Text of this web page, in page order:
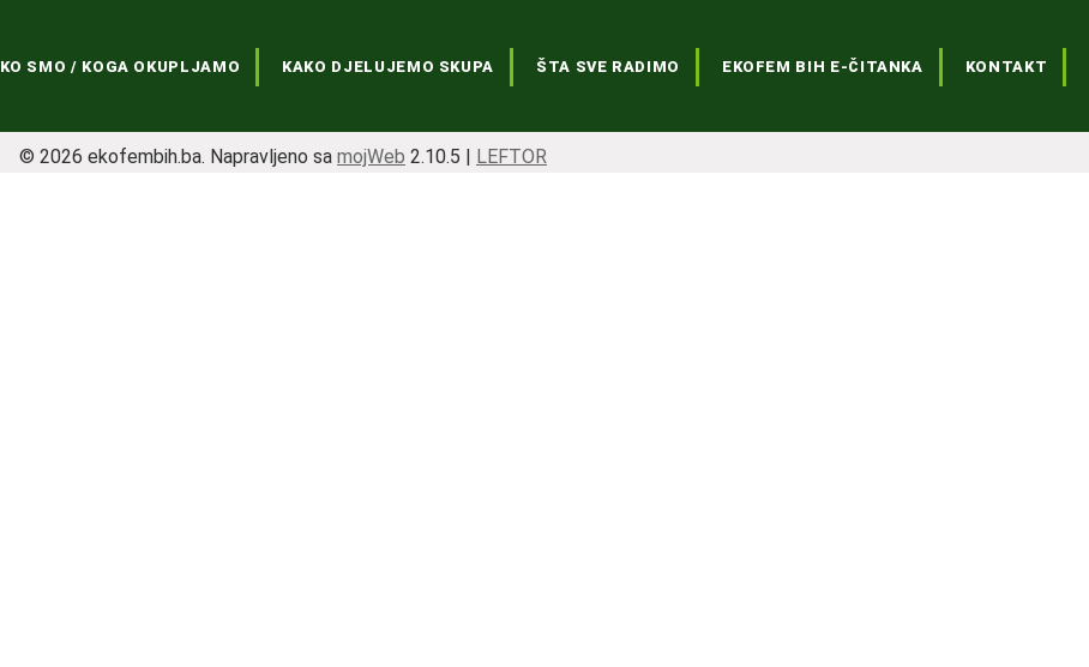
KO SMO / KOGA OKUPLJAMO KAKO DJELUJEMO SKUPA ŠTA SVE RADIMO EKOFEM BIH E-ČITANKA KONTAKT
© 2026 ekofembih.ba. Napravljeno sa mojWeb 2.10.5 | LEFTOR